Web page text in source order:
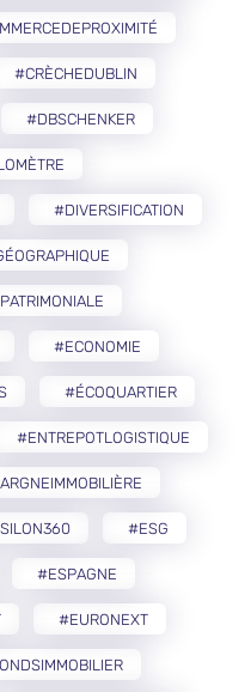
#CRÈCHEDUBLIN
#DBSCHENKER
#DIVERSIFICATION
#ECONOMIE
#ÉCOQUARTIER
#ENTREPOTLOGISTIQUE
#ESG
#ESPAGNE
#EURONEXT